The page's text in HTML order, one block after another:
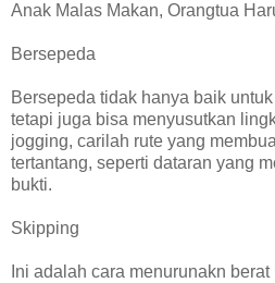
Anak Malas Makan, Orangtua
Bersepeda
Bersepeda tidak hanya baik
tetapi juga bisa menyusutkan
jogging, carilah rute yang
tertantang, seperti dataran yang
bukti.
Skipping
Ini adalah cara menurunakn